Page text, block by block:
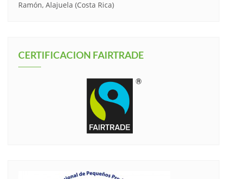
Ramón, Alajuela (Costa Rica)
CERTIFICACION FAIRTRADE